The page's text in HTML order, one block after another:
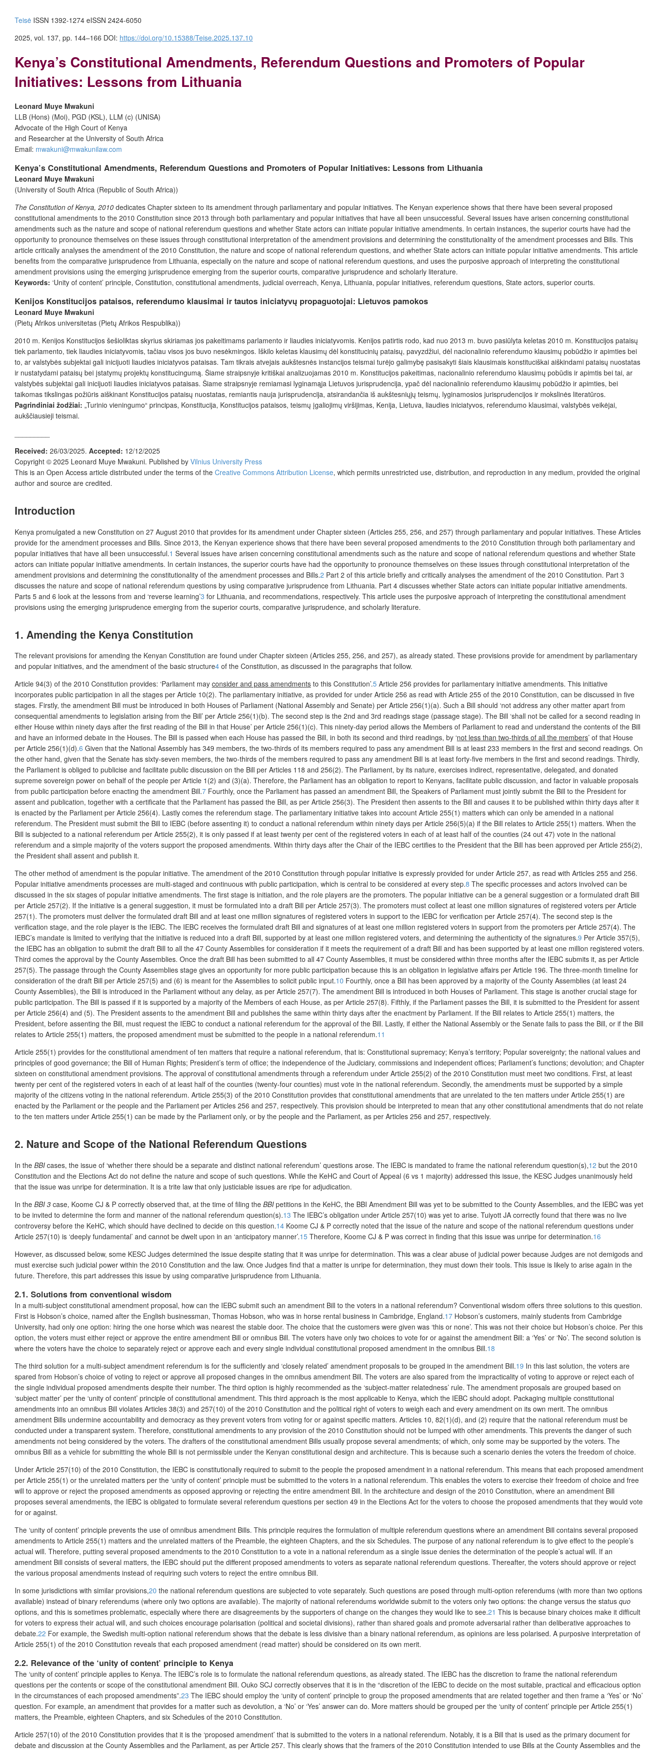
Teisė ISSN 1392-1274 eISSN 2424-6050
2025, vol. 137, pp. 144–166 DOI: https://doi.org/10.15388/Teise.2025.137.10
Kenya’s Constitutional Amendments, Referendum Questions and Promoters of Popular
Initiatives: Lessons from Lithuania
Leonard Muye Mwakuni
LLB (Hons) (Moi), PGD (KSL), LLM (c) (UNISA)
Advocate of the High Court of Kenya
and Researcher at the University of South Africa
Email: mwakuni@mwakunilaw.com
Kenya’s Constitutional Amendments, Referendum Questions and Promoters of Popular Initiatives: Lessons from Lithuania
Leonard Muye Mwakuni
(University of South Africa (Republic of South Africa))
The Constitution of Kenya, 2010 dedicates Chapter sixteen to its amendment through parliamentary and popular initiatives. The Kenyan experience shows that there have been several proposed
constitutional amendments to the 2010 Constitution since 2013 through both parliamentary and popular initiatives that have all been unsuccessful. Several issues have arisen concerning constitutional
amendments such as the nature and scope of national referendum questions and whether State actors can initiate popular initiative amendments. In certain instances, the superior courts have had the
opportunity to pronounce themselves on these issues through constitutional interpretation of the amendment provisions and determining the constitutionality of the amendment processes and Bills. This
article critically analyses the amendment of the 2010 Constitution, the nature and scope of national referendum questions, and whether State actors can initiate popular initiative amendments. This article
benefits from the comparative jurisprudence from Lithuania, especially on the nature and scope of national referendum questions, and uses the purposive approach of interpreting the constitutional
amendment provisions using the emerging jurisprudence emerging from the superior courts, comparative jurisprudence and scholarly literature.
Keywords: ‘Unity of content’ principle, Constitution, constitutional amendments, judicial overreach, Kenya, Lithuania, popular initiatives, referendum questions, State actors, superior courts.
Kenijos Konstitucijos pataisos, referendumo klausimai ir tautos iniciatyvų propaguotojai: Lietuvos pamokos
Leonard Muye Mwakuni
(Pietų Afrikos universitetas (Pietų Afrikos Respublika))
2010 m. Kenijos Konstitucijos šešioliktas skyrius skiriamas jos pakeitimams parlamento ir liaudies iniciatyvomis. Kenijos patirtis rodo, kad nuo 2013 m. buvo pasiūlyta keletas 2010 m. Konstitucijos pataisų
tiek parlamento, tiek liaudies iniciatyvomis, tačiau visos jos buvo nesėkmingos. Iškilo keletas klausimų dėl konstitucinių pataisų, pavyzdžiui, dėl nacionalinio referendumo klausimų pobūdžio ir apimties bei
to, ar valstybės subjektai gali inicijuoti liaudies iniciatyvos pataisas. Tam tikrais atvejais aukštesnės instancijos teismai turėjo galimybę pasisakyti šiais klausimais konstituciškai aiškindami pataisų nuostatas
ir nustatydami pataisų bei įstatymų projektų konstitucingumą. Šiame straipsnyje kritiškai analizuojamas 2010 m. Konstitucijos pakeitimas, nacionalinio referendumo klausimų pobūdis ir apimtis bei tai, ar
valstybės subjektai gali inicijuoti liaudies iniciatyvos pataisas. Šiame straipsnyje remiamasi lyginamąja Lietuvos jurisprudencija, ypač dėl nacionalinio referendumo klausimų pobūdžio ir apimties, bei
taikomas tikslingas požiūris aiškinant Konstitucijos pataisų nuostatas, remiantis nauja jurisprudencija, atsirandančia iš aukštesniųjų teismų, lyginamosios jurisprudencijos ir mokslinės literatūros.
Pagrindiniai žodžiai: „Turinio vieningumo“ principas, Konstitucija, Konstitucijos pataisos, teismų įgaliojimų viršijimas, Kenija, Lietuva, liaudies iniciatyvos, referendumo klausimai, valstybės veikėjai,
aukščiausieji teismai.
Received: 26/03/2025. Accepted: 12/12/2025
Copyright © 2025 Leonard Muye Mwakuni. Published by Vilnius University Press
This is an Open Access article distributed under the terms of the Creative Commons Attribution License, which permits unrestricted use, distribution, and reproduction in any medium, provided the original
author and source are credited.
Introduction
Kenya promulgated a new Constitution on 27 August 2010 that provides for its amendment under Chapter sixteen (Articles 255, 256, and 257) through parliamentary and popular initiatives. These Articles
provide for the amendment processes and Bills. Since 2013, the Kenyan experience shows that there have been several proposed amendments to the 2010 Constitution through both parliamentary and
popular initiatives that have all been unsuccessful.1 Several issues have arisen concerning constitutional amendments such as the nature and scope of national referendum questions and whether State
actors can initiate popular initiative amendments. In certain instances, the superior courts have had the opportunity to pronounce themselves on these issues through constitutional interpretation of the
amendment provisions and determining the constitutionality of the amendment processes and Bills.2 Part 2 of this article briefly and critically analyses the amendment of the 2010 Constitution. Part 3
discusses the nature and scope of national referendum questions by using comparative jurisprudence from Lithuania. Part 4 discusses whether State actors can initiate popular initiative amendments.
Parts 5 and 6 look at the lessons from and ‘reverse learning’3 for Lithuania, and recommendations, respectively. This article uses the purposive approach of interpreting the constitutional amendment
provisions using the emerging jurisprudence emerging from the superior courts, comparative jurisprudence, and scholarly literature.
1. Amending the Kenya Constitution
The relevant provisions for amending the Kenyan Constitution are found under Chapter sixteen (Articles 255, 256, and 257), as already stated. These provisions provide for amendment by parliamentary
and popular initiatives, and the amendment of the basic structure4 of the Constitution, as discussed in the paragraphs that follow.
Article 94(3) of the 2010 Constitution provides: ‘Parliament may consider and pass amendments to this Constitution’.5 Article 256 provides for parliamentary initiative amendments. This initiative
incorporates public participation in all the stages per Article 10(2). The parliamentary initiative, as provided for under Article 256 as read with Article 255 of the 2010 Constitution, can be discussed in five
stages. Firstly, the amendment Bill must be introduced in both Houses of Parliament (National Assembly and Senate) per Article 256(1)(a). Such a Bill should ‘not address any other matter apart from
consequential amendments to legislation arising from the Bill’ per Article 256(1)(b). The second step is the 2nd and 3rd readings stage (passage stage). The Bill ‘shall not be called for a second reading in
either House within ninety days after the first reading of the Bill in that House’ per Article 256(1)(c). This ninety-day period allows the Members of Parliament to read and understand the contents of the Bill
and have an informed debate in the Houses. The Bill is passed when each House has passed the Bill, in both its second and third readings, by ‘not less than two-thirds of all the members’ of that House
per Article 256(1)(d).6 Given that the National Assembly has 349 members, the two-thirds of its members required to pass any amendment Bill is at least 233 members in the first and second readings. On
the other hand, given that the Senate has sixty-seven members, the two-thirds of the members required to pass any amendment Bill is at least forty-five members in the first and second readings. Thirdly,
the Parliament is obliged to publicise and facilitate public discussion on the Bill per Articles 118 and 256(2). The Parliament, by its nature, exercises indirect, representative, delegated, and donated
supreme sovereign power on behalf of the people per Article 1(2) and (3)(a). Therefore, the Parliament has an obligation to report to Kenyans, facilitate public discussion, and factor in valuable proposals
from public participation before enacting the amendment Bill.7 Fourthly, once the Parliament has passed an amendment Bill, the Speakers of Parliament must jointly submit the Bill to the President for
assent and publication, together with a certificate that the Parliament has passed the Bill, as per Article 256(3). The President then assents to the Bill and causes it to be published within thirty days after it
is enacted by the Parliament per Article 256(4). Lastly comes the referendum stage. The parliamentary initiative takes into account Article 255(1) matters which can only be amended in a national
referendum. The President must submit the Bill to IEBC (before assenting it) to conduct a national referendum within ninety days per Article 256(5)(a) if the Bill relates to Article 255(1) matters. When the
Bill is subjected to a national referendum per Article 255(2), it is only passed if at least twenty per cent of the registered voters in each of at least half of the counties (24 out 47) vote in the national
referendum and a simple majority of the voters support the proposed amendments. Within thirty days after the Chair of the IEBC certifies to the President that the Bill has been approved per Article 255(2),
the President shall assent and publish it.
The other method of amendment is the popular initiative. The amendment of the 2010 Constitution through popular initiative is expressly provided for under Article 257, as read with Articles 255 and 256.
Popular initiative amendments processes are multi-staged and continuous with public participation, which is central to be considered at every step.8 The specific processes and actors involved can be
discussed in the six stages of popular initiative amendments. The first stage is initiation, and the role players are the promoters. The popular initiative can be a general suggestion or a formulated draft Bill
per Article 257(2). If the initiative is a general suggestion, it must be formulated into a draft Bill per Article 257(3). The promoters must collect at least one million signatures of registered voters per Article
257(1). The promoters must deliver the formulated draft Bill and at least one million signatures of registered voters in support to the IEBC for verification per Article 257(4). The second step is the
verification stage, and the role player is the IEBC. The IEBC receives the formulated draft Bill and signatures of at least one million registered voters in support from the promoters per Article 257(4). The
IEBC’s mandate is limited to verifying that the initiative is reduced into a draft Bill, supported by at least one million registered voters, and determining the authenticity of the signatures.9 Per Article 357(5),
the IEBC has an obligation to submit the draft Bill to all the 47 County Assemblies for consideration if it meets the requirement of a draft Bill and has been supported by at least one million registered voters.
Third comes the approval by the County Assemblies. Once the draft Bill has been submitted to all 47 County Assemblies, it must be considered within three months after the IEBC submits it, as per Article
257(5). The passage through the County Assemblies stage gives an opportunity for more public participation because this is an obligation in legislative affairs per Article 196. The three-month timeline for
consideration of the draft Bill per Article 257(5) and (6) is meant for the Assemblies to solicit public input.10 Fourthly, once a Bill has been approved by a majority of the County Assemblies (at least 24
County Assemblies), the Bill is introduced in the Parliament without any delay, as per Article 257(7). The amendment Bill is introduced in both Houses of Parliament. This stage is another crucial stage for
public participation. The Bill is passed if it is supported by a majority of the Members of each House, as per Article 257(8). Fifthly, if the Parliament passes the Bill, it is submitted to the President for assent
per Article 256(4) and (5). The President assents to the amendment Bill and publishes the same within thirty days after the enactment by Parliament. If the Bill relates to Article 255(1) matters, the
President, before assenting the Bill, must request the IEBC to conduct a national referendum for the approval of the Bill. Lastly, if either the National Assembly or the Senate fails to pass the Bill, or if the Bill
relates to Article 255(1) matters, the proposed amendment must be submitted to the people in a national referendum.11
Article 255(1) provides for the constitutional amendment of ten matters that require a national referendum, that is: Constitutional supremacy; Kenya’s territory; Popular sovereignty; the national values and
principles of good governance; the Bill of Human Rights; President’s term of office; the independence of the Judiciary, commissions and independent offices; Parliament’s functions; devolution; and Chapter
sixteen on constitutional amendment provisions. The approval of constitutional amendments through a referendum under Article 255(2) of the 2010 Constitution must meet two conditions. First, at least
twenty per cent of the registered voters in each of at least half of the counties (twenty-four counties) must vote in the national referendum. Secondly, the amendments must be supported by a simple
majority of the citizens voting in the national referendum. Article 255(3) of the 2010 Constitution provides that constitutional amendments that are unrelated to the ten matters under Article 255(1) are
enacted by the Parliament or the people and the Parliament per Articles 256 and 257, respectively. This provision should be interpreted to mean that any other constitutional amendments that do not relate
to the ten matters under Article 255(1) can be made by the Parliament only, or by the people and the Parliament, as per Articles 256 and 257, respectively.
2. Nature and Scope of the National Referendum Questions
In the BBI cases, the issue of ‘whether there should be a separate and distinct national referendum’ questions arose. The IEBC is mandated to frame the national referendum question(s),12 but the 2010
Constitution and the Elections Act do not define the nature and scope of such questions. While the KeHC and Court of Appeal (6 vs 1 majority) addressed this issue, the KESC Judges unanimously held
that the issue was unripe for determination. It is a trite law that only justiciable issues are ripe for adjudication.
In the BBI 3 case, Koome CJ & P correctly observed that, at the time of filing the BBI petitions in the KeHC, the BBI Amendment Bill was yet to be submitted to the County Assemblies, and the IEBC was yet
to be invited to determine the form and manner of the national referendum question(s).13 The IEBC’s obligation under Article 257(10) was yet to arise. Tuiyott JA correctly found that there was no live
controversy before the KeHC, which should have declined to decide on this question.14 Koome CJ & P correctly noted that the issue of the nature and scope of the national referendum questions under
Article 257(10) is ‘deeply fundamental’ and cannot be dwelt upon in an ‘anticipatory manner’.15 Therefore, Koome CJ & P was correct in finding that this issue was unripe for determination.16
However, as discussed below, some KESC Judges determined the issue despite stating that it was unripe for determination. This was a clear abuse of judicial power because Judges are not demigods and
must exercise such judicial power within the 2010 Constitution and the law. Once Judges find that a matter is unripe for determination, they must down their tools. This issue is likely to arise again in the
future. Therefore, this part addresses this issue by using comparative jurisprudence from Lithuania.
2.1. Solutions from conventional wisdom
In a multi-subject constitutional amendment proposal, how can the IEBC submit such an amendment Bill to the voters in a national referendum? Conventional wisdom offers three solutions to this question.
First is Hobson’s choice, named after the English businessman, Thomas Hobson, who was in horse rental business in Cambridge, England.17 Hobson’s customers, mainly students from Cambridge
University, had only one option: hiring the one horse which was nearest the stable door. The choice that the customers were given was ‘this or none’. This was not their choice but Hobson’s choice. Per this
option, the voters must either reject or approve the entire amendment Bill or omnibus Bill. The voters have only two choices to vote for or against the amendment Bill: a ‘Yes’ or ‘No’. The second solution is
where the voters have the choice to separately reject or approve each and every single individual constitutional proposed amendment in the omnibus Bill.18
The third solution for a multi-subject amendment referendum is for the sufficiently and ‘closely related’ amendment proposals to be grouped in the amendment Bill.19 In this last solution, the voters are
spared from Hobson’s choice of voting to reject or approve all proposed changes in the omnibus amendment Bill. The voters are also spared from the impracticality of voting to approve or reject each of
the single individual proposed amendments despite their number. The third option is highly recommended as the ‘subject-matter relatedness’ rule. The amendment proposals are grouped based on
‘subject matter’ per the ‘unity of content’ principle of constitutional amendment. This third approach is the most applicable to Kenya, which the IEBC should adopt. Packaging multiple constitutional
amendments into an omnibus Bill violates Articles 38(3) and 257(10) of the 2010 Constitution and the political right of voters to weigh each and every amendment on its own merit. The omnibus
amendment Bills undermine accountability and democracy as they prevent voters from voting for or against specific matters. Articles 10, 82(1)(d), and (2) require that the national referendum must be
conducted under a transparent system. Therefore, constitutional amendments to any provision of the 2010 Constitution should not be lumped with other amendments. This prevents the danger of such
amendments not being considered by the voters. The drafters of the constitutional amendment Bills usually propose several amendments; of which, only some may be supported by the voters. The
omnibus Bill as a vehicle for submitting the whole Bill is not permissible under the Kenyan constitutional design and architecture. This is because such a scenario denies the voters the freedom of choice.
Under Article 257(10) of the 2010 Constitution, the IEBC is constitutionally required to submit to the people the proposed amendment in a national referendum. This means that each proposed amendment
per Article 255(1) or the unrelated matters per the ‘unity of content’ principle must be submitted to the voters in a national referendum. This enables the voters to exercise their freedom of choice and free
will to approve or reject the proposed amendments as opposed approving or rejecting the entire amendment Bill. In the architecture and design of the 2010 Constitution, where an amendment Bill
proposes several amendments, the IEBC is obligated to formulate several referendum questions per section 49 in the Elections Act for the voters to choose the proposed amendments that they would vote
for or against.
The ‘unity of content’ principle prevents the use of omnibus amendment Bills. This principle requires the formulation of multiple referendum questions where an amendment Bill contains several proposed
amendments to Article 255(1) matters and the unrelated matters of the Preamble, the eighteen Chapters, and the six Schedules. The purpose of any national referendum is to give effect to the people’s
actual will. Therefore, putting several proposed amendments to the 2010 Constitution to a vote in a national referendum as a single issue denies the determination of the people’s actual will. If an
amendment Bill consists of several matters, the IEBC should put the different proposed amendments to voters as separate national referendum questions. Thereafter, the voters should approve or reject
the various proposal amendments instead of requiring such voters to reject the entire omnibus Bill.
In some jurisdictions with similar provisions,20 the national referendum questions are subjected to vote separately. Such questions are posed through multi-option referendums (with more than two options
available) instead of binary referendums (where only two options are available). The majority of national referendums worldwide submit to the voters only two options: the change versus the status quo
options, and this is sometimes problematic, especially where there are disagreements by the supporters of change on the changes they would like to see.21 This is because binary choices make it difficult
for voters to express their actual will, and such choices encourage polarisation (political and societal divisions), rather than shared goals and promote adversarial rather than deliberative approaches to
debate.22 For example, the Swedish multi-option national referendum shows that the debate is less divisive than a binary national referendum, as opinions are less polarised. A purposive interpretation of
Article 255(1) of the 2010 Constitution reveals that each proposed amendment (read matter) should be considered on its own merit.
2.2. Relevance of the ‘unity of content’ principle to Kenya
The ‘unity of content’ principle applies to Kenya. The IEBC’s role is to formulate the national referendum questions, as already stated. The IEBC has the discretion to frame the national referendum
questions per the contents or scope of the constitutional amendment Bill. Ouko SCJ correctly observes that it is in the “discretion of the IEBC to decide on the most suitable, practical and efficacious option
in the circumstances of each proposed amendments”.23 The IEBC should employ the ‘unity of content’ principle to group the proposed amendments that are related together and then frame a ‘Yes’ or ‘No’
question. For example, an amendment that provides for a matter such as devolution, a ‘No’ or ‘Yes’ answer can do. More matters should be grouped per the ‘unity of content’ principle per Article 255(1)
matters, the Preamble, eighteen Chapters, and six Schedules of the 2010 Constitution.
Article 257(10) of the 2010 Constitution provides that it is the ‘proposed amendment’ that is submitted to the voters in a national referendum. Notably, it is a Bill that is used as the primary document for
debate and discussion at the County Assemblies and the Parliament, as per Article 257. This clearly shows that the framers of the 2010 Constitution intended to use Bills at the County Assemblies and the